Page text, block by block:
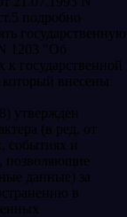
подробно
государственную
1203 "Об
государственной
внесены
утвержден
(в ред. от
событиях и
позволяющие
данные) за
в